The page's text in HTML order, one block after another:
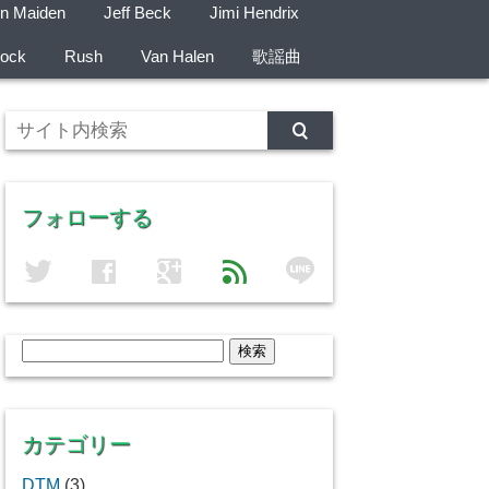
Maiden Jeff Beck Jimi Hendrix
Rush Van Halen 歌謡曲
フォローする
twitter facebook google feed line
索:
カテゴリー
DTM (3)